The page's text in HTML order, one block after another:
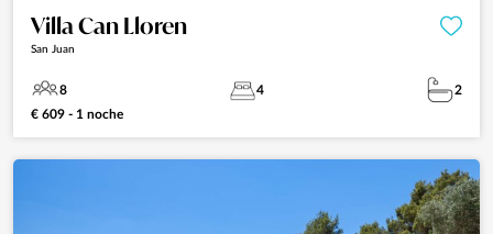
Villa Can Lloren
San Juan
8 4
2
€ 609 - 1 noche